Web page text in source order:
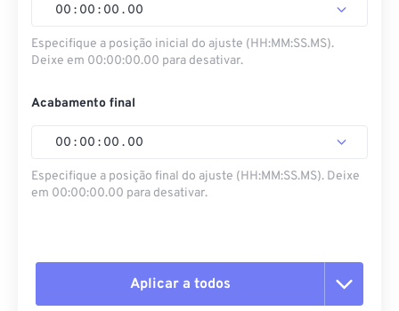
00 : 00 : 00 . 00
Especifique a posição inicial do ajuste (HH:MM:SS.MS).
Deixe em 00:00:00.00 para desativar.
Acabamento final
00 : 00 : 00 . 00
Especifique a posição final do ajuste (HH:MM:SS.MS). Deixe
em 00:00:00.00 para desativar.
Aplicar a todos